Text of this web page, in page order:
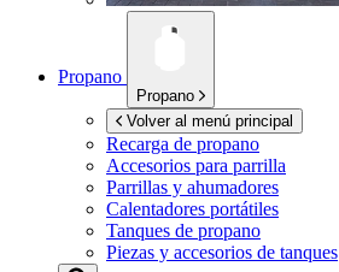
Propano
Propano
Volver al menú principal
Recarga de propano
Accesorios para parrilla
Parrillas y ahumadores
Calentadores portátiles
Tanques de propano
Piezas y accesorios de tanques